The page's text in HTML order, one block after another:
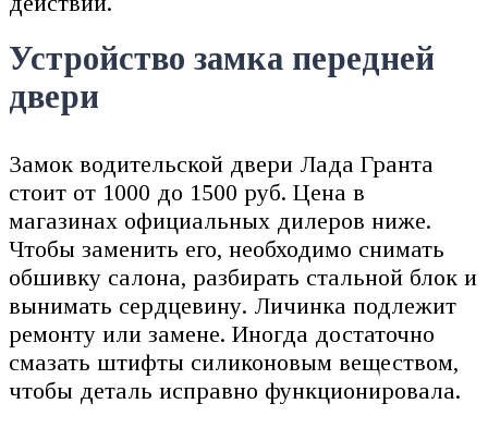
Устройство замка передней
двери
Замок водительской двери Лада Гранта
стоит от 1000 до 1500 руб. Цена в
магазинах официальных дилеров ниже.
Чтобы заменить его, необходимо снимать
обшивку салона, разбирать стальной блок и
вынимать сердцевину. Личинка подлежит
ремонту или замене. Иногда достаточно
смазать штифты силиконовым веществом,
чтобы деталь исправно функционировала.